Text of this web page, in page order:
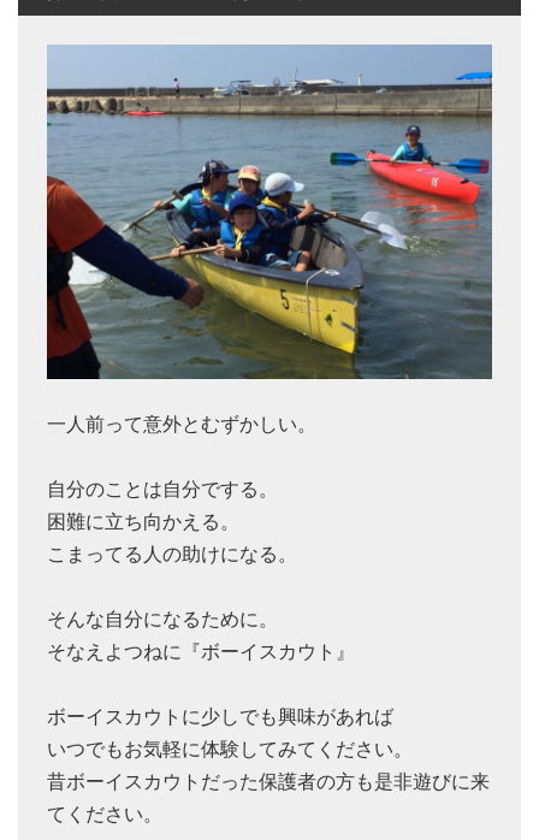
一人前って意外とむずかしい。
自分のことは自分でする。
困難に立ち向かえる。
こまってる人の助けになる。
そんな自分になるために。
そなえよつねに『ボーイスカウト』
ボーイスカウトに少しでも興味があれば
いつでもお気軽に体験してみてください。
昔ボーイスカウトだった保護者の方も是非遊びに来
てください。